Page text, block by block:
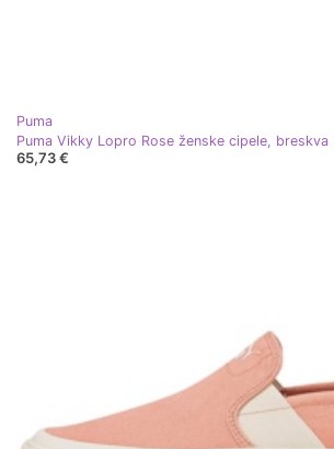
Puma
Puma Vikky Lopro Rose ženske cipele,
65,73 €